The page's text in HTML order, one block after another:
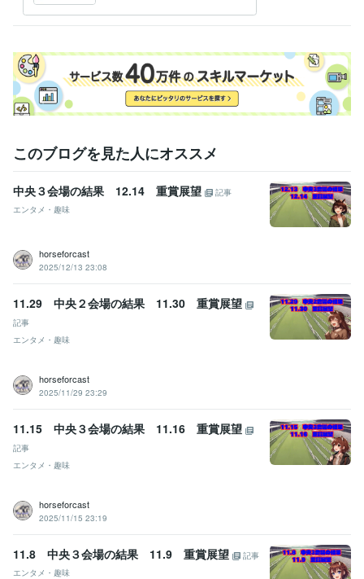
このブログを見た人にオススメ
中央３会場の結果 12.14 重賞展望
記事
エンタメ・趣味
horseforcast
2025/12/13 23:08
11.29 中央２会場の結果 11.30 重賞展望
記事
エンタメ・趣味
horseforcast
2025/11/29 23:29
11.15 中央３会場の結果 11.16 重賞展望
記事
エンタメ・趣味
horseforcast
2025/11/15 23:19
11.8 中央３会場の結果 11.9 重賞展望
記事
エンタメ・趣味